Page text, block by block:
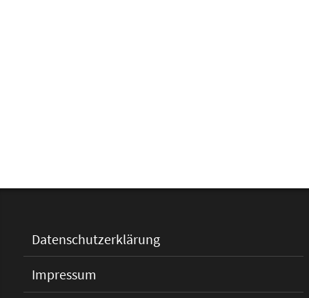
Datenschutzerklärung
Impressum